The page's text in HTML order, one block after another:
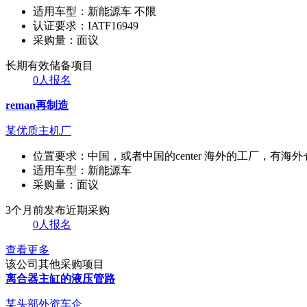
适用车型： 新能源车 不限
认证要求： IATF16949
采购量： 面议
长期有效储备项目
0人报名
reman再制造
某优质主机厂
位置要求： 中国，或者中国的center 海外的工厂，有海外
适用车型： 新能源车
采购量： 面议
3个月前发布近期采购
0人报名
查看更多
该公司其他采购项目
离合器主缸的液压管路
某头部外资车企